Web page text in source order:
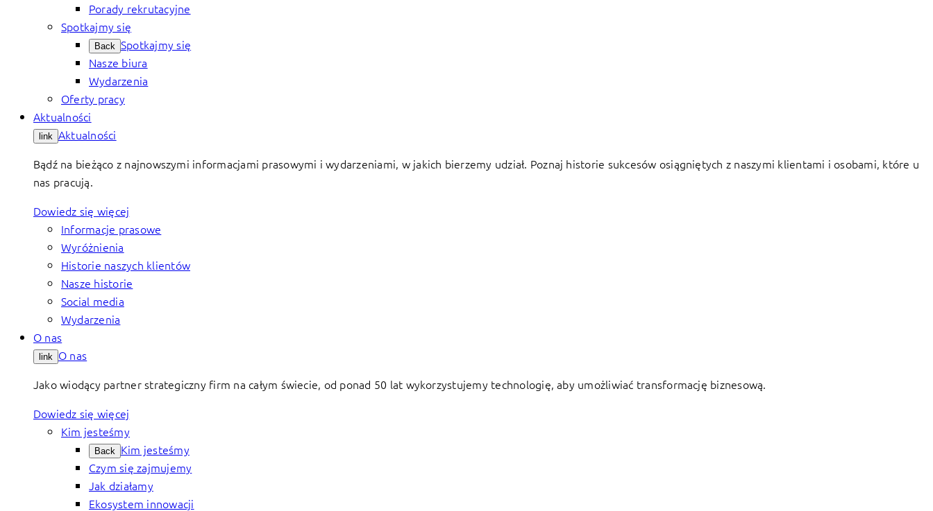
Porady rekrutacyjne
Spotkajmy się
Back Spotkajmy się
Nasze biura
Wydarzenia
Oferty pracy
Aktualności
link Aktualności
Bądź na bieżąco z najnowszymi informacjami prasowymi i wydarzeniami, w jakich bierzemy udział. Poznaj historie sukcesów osiągniętych z naszymi klientami i osobami, które u
nas pracują.
Dowiedz się więcej
Informacje prasowe
Wyróżnienia
Historie naszych klientów
Nasze historie
Social media
Wydarzenia
O nas
link O nas
Jako wiodący partner strategiczny firm na całym świecie, od ponad 50 lat wykorzystujemy technologię, aby umożliwiać transformację biznesową.
Dowiedz się więcej
Kim jesteśmy
Back Kim jesteśmy
Czym się zajmujemy
Jak działamy
Ekosystem innowacji